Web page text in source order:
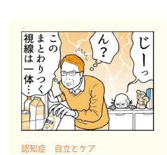
認知症 自立とケア